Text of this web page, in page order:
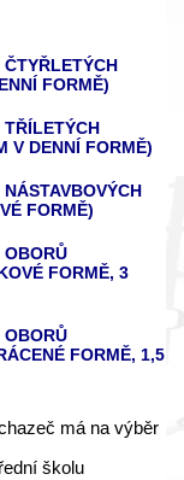
FORMĚ)
V DENNÍ FORMĚ)
FORMĚ)
OBORŮ
FORMĚ, 3
OBORŮ
FORMĚ, 1,5
má na výběr
školu